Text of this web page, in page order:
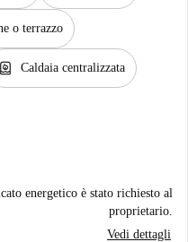
o terrazzo
water_heater Caldaia centralizzata
energetico è stato richiesto al
proprietario.
Vedi dettagli